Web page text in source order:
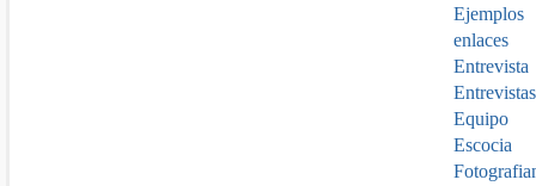
Ejemplos
enlaces
Entrevista
Entrevistas
Equipo
Escocia